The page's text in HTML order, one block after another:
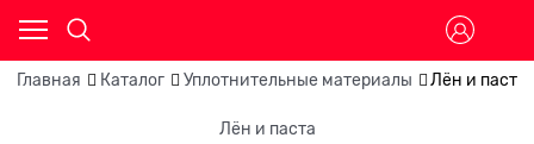
Главная Каталог Уплотнительные материалы Лён и паста
Лён и паста